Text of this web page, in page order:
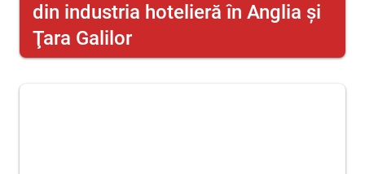
din industria hotelieră în Anglia şi
Ţara Galilor